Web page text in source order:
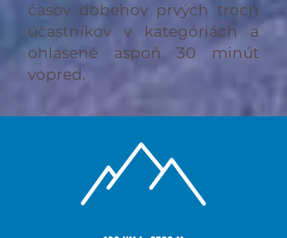
časov dobehov prvých troch
účastníkov v kategóriách a
ohlásené aspoň 30 minút
vopred.